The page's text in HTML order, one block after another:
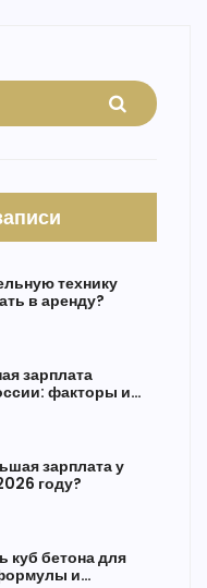
технику
в аренду?
зарплата
факторы и
зарплата у
году?
куб бетона для
и